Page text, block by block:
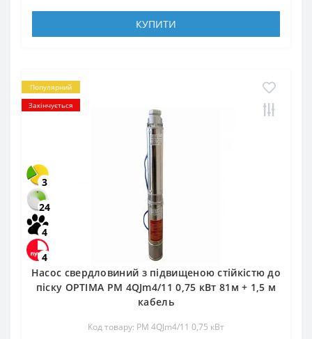
КУПИТИ
Популярний
Закінчується
3
24
4
4
Насос свердловиний з підвищеною стійкістю до
піску OPTIMA PM 4QJm4/11 0,75 кВт 81м + 1,5 м
кабель
Код товару: PM 4QJm4/11 0,75 кВт